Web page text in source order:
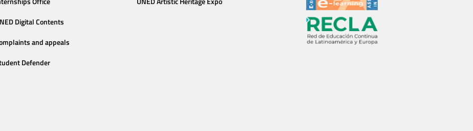
Digital Contents
and appeals
Defender